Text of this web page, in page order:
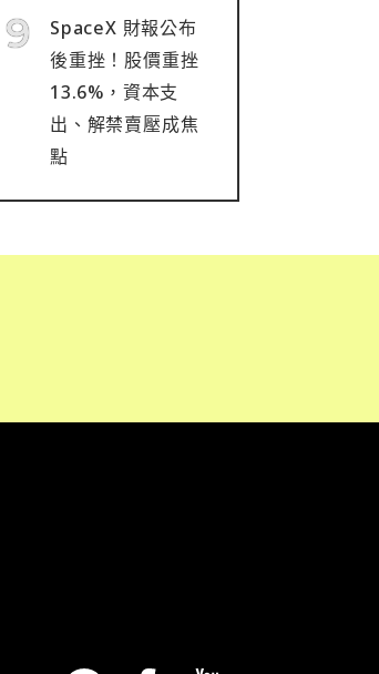
SpaceX 財報公布
後重挫！股價重挫
13.6%，資本支
出、解禁賣壓成焦
點